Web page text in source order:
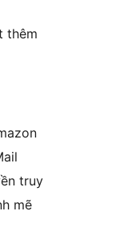
thêm
truy
mẽ